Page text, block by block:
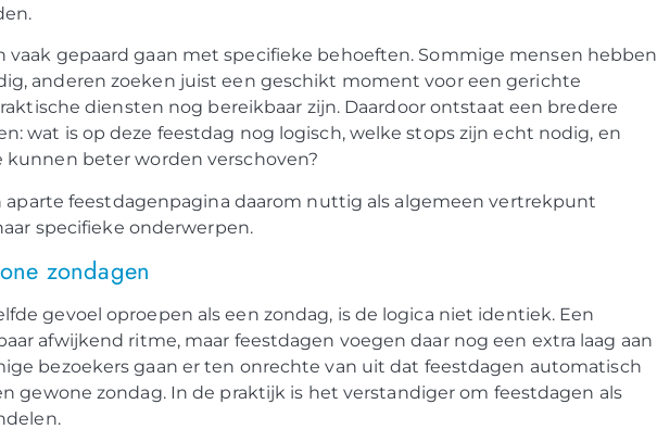
vaak gepaard gaan met specifieke behoeften. Sommige mensen hebben
anderen zoeken juist een geschikt moment voor een gerichte
diensten nog bereikbaar zijn. Daardoor ontstaat een bredere
wat is op deze feestdag nog logisch, welke stops zijn echt nodig, en
beter worden verschoven?
aparte feestdagenpagina daarom nuttig als algemeen vertrekpunt
specifieke onderwerpen.
zondagen
gevoel oproepen als een zondag, is de logica niet identiek. Een
afwijkend ritme, maar feestdagen voegen daar nog een extra laag aan
bezoekers gaan er ten onrechte van uit dat feestdagen automatisch
gewone zondag. In de praktijk is het verstandiger om feestdagen als